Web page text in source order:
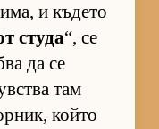
и къ­дето
студа“, се
да се
там
който